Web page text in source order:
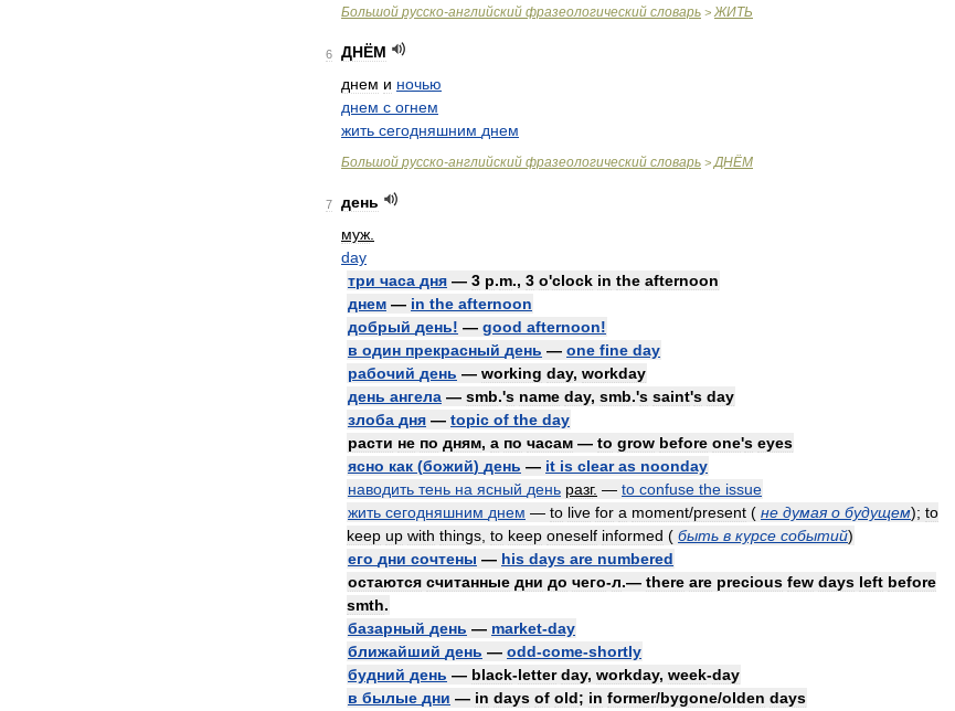
Большой русско-английский фразеологический словарь > ЖИТЬ
6
ДНЁМ
днем и ночью
днем с огнем
жить сегодняшним днем
Большой русско-английский фразеологический словарь > ДНЁМ
7
день
муж
day
три часа дня — 3 p.m., 3 o'clock in the afternoon
днем — in the afternoon
добрый день! — good afternoon!
в один прекрасный день — one fine day
рабочий день — working day, workday
день ангела — smb.'s name day, smb.'s saint's day
злоба дня — topic of the day
расти не по дням, а по часам — to grow before one's eyes
ясно как (божий) день — it is clear as noonday
наводить тень на ясный день разг. — to confuse the issue
жить сегодняшним днем — to live for a moment/present ( не думая о будущем); to
keep up with things to keep oneself informed ( быть в курсе событий)
его дни сочтены — his days are numbered
остаются считанные дни до чего-л.— there are precious few days left before
smth.
базарный день — market-day
ближайший день — odd-come-shortly
будний день — black-letter day, workday, week-day
в былые дни — in days of old; in former/bygone/olden days